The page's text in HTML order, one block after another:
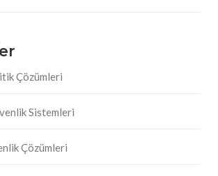
Çözümleri
Sistemleri
Çözümleri